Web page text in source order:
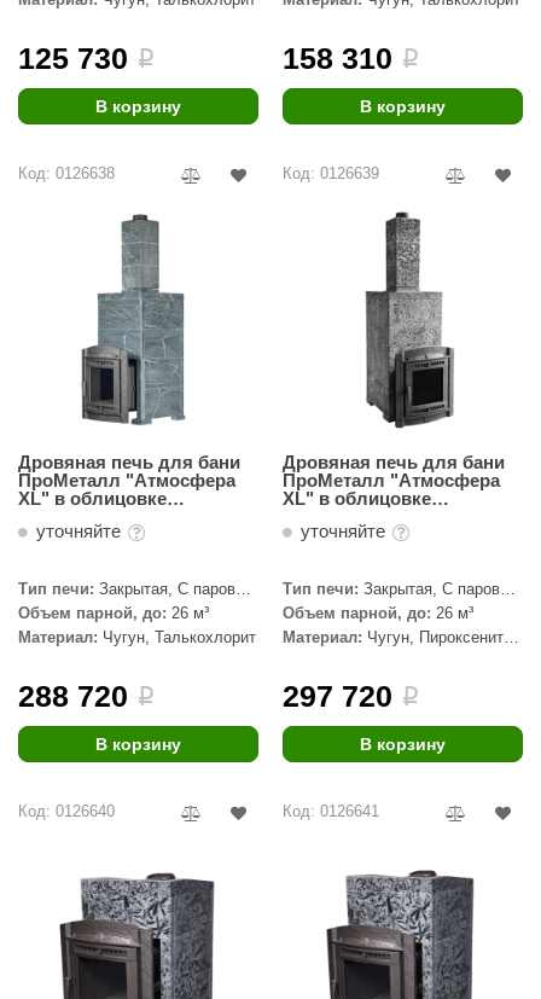
125 730 i
В корзину
158 310 i
В корзину
Код: 0126638
Дровяная печь для бани
ПроМеталл "Атмосфера
XL" в облицовке
(Комплект)
уточняйте
Тип печи: Закрытая, С паровой
пушкой
Объем парной, до: 26 м³
Материал: Чугун, Талькохлорит
288 720 i
В корзину
Код: 0126639
Дровяная печь для бани
ПроМеталл "Атмосфера
XL" в облицовке
Элит (Комплект)
уточняйте
Тип печи: Закрытая, С паровой
пушкой
Объем парной, до: 26 м³
Материал: Чугун, Пироксенит
297 720 i
В корзину
Код: 0126640 Код: 0126641